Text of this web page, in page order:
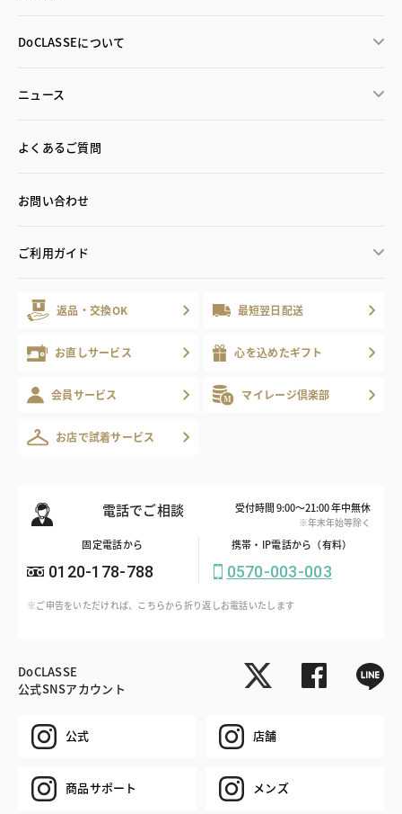
DoCLASSEについて
ニュース
よくあるご質問
お問い合わせ
ご利用ガイド
返品・交換OK 最短翌日配送
お直しサービス 心を込めたギフト
会員サービス マイレージ倶楽部
お店で試着サービス
電話でご相談 受付時間 9:00～21:00 年中無休
※年末年始等除く
固定電話から
0120-178-788
携帯・IP電話から（有料）
0570-003-003
※ご申告をいただければ、こちらから折り返しお電話いたします
DoCLASSE
公式SNSアカウント
公式 店舗
商品サポート メンズ